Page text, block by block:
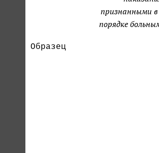
признанными
порядке
Образец